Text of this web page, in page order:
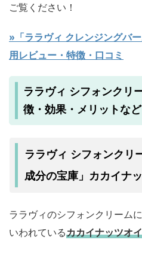
ご覧ください！
»「ララヴィ クレンジングバ
用レビュー・特徴・口コミ
ララヴィ シフォンクリ
徴・効果・メリットなど
ララヴィ シフォンク
成分の宝庫」カカイナ
ララヴィのシフォンクリームに
いわれているカカイナッツオ